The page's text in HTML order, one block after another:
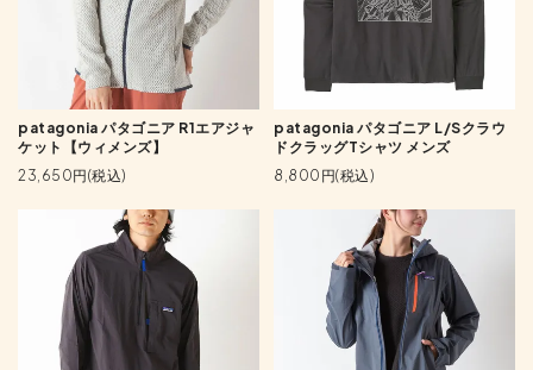
patagonia パタゴニア R1エアジャ
ケット【ウィメンズ】
23,650円(税込)
patagonia パタゴニア L/Sクラウ
ドクラッグTシャツ メンズ
8,800円(税込)